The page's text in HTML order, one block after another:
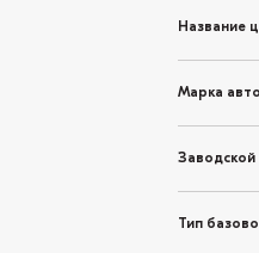
Название
Марка
Заводской
Тип